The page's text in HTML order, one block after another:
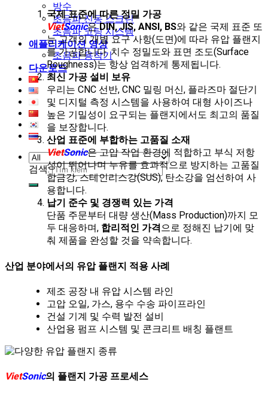
방수
초음파 진동 스크린
초음파 코팅 시스템
애플리케이션 영상
초음파 용착기
다운로드
검색:
국제 표준에 따른 정밀 가공
VietSonic은DIN, JIS, ANSI, BS와 같은 국제 표준 또
는 고객의 개별 요구 사항(도면)에 따라 유압 플랜지
를 가공합니다. 치수 정밀도와 표면 조도(Surface
Roughness)는 항상 엄격하게 통제됩니다.
최신 가공 설비 보유
우리는 CNC 선반, CNC 밀링 머신, 플라즈마 절단기
및 디지털 측정 시스템을 사용하여 대형 사이즈나
높은 기밀성이 요구되는 플랜지에서도 최고의 품질
을 보장합니다.
산업 표준에 부합하는 고품질 소재
VietSonic은 고압 작업 환경에 적합하고 부식 저항
성이 뛰어나며 누유를 효과적으로 방지하는 고품질
합금강, 스테인리스강(SUS), 탄소강을 엄선하여 사
용합니다.
납기 준수 및 경쟁력 있는 가격
단품 주문부터 대량 생산(Mass Production)까지 모
두 대응하며, 합리적인 가격으로 정해진 납기에 맞
춰 제품을 완성할 것을 약속합니다.
산업 분야에서의 유압 플랜지 적용 사례
제조 공장 내 유압 시스템 라인
고압 오일, 가스, 용수 수송 파이프라인
건설 기계 및 수력 발전 설비
산업용 펌프 시스템 및 콘크리트 배칭 플랜트
VietSonic의 플랜지 가공 프로세스